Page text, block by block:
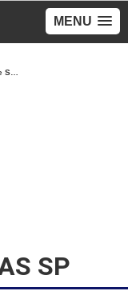
MENU
SP